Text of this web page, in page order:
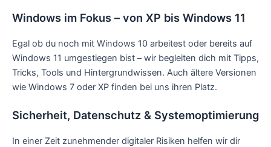
Windows im Fokus – von XP bis Windows 11
Egal ob du noch mit Windows 10 arbeitest oder bereits auf
Windows 11 umgestiegen bist – wir begleiten dich mit Tipps,
Tricks, Tools und Hintergrundwissen. Auch ältere Versionen
wie Windows 7 oder XP finden bei uns ihren Platz.
Sicherheit, Datenschutz & Systemoptimierung
In einer Zeit zunehmender digitaler Risiken helfen wir dir